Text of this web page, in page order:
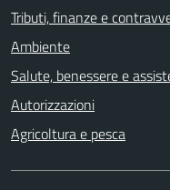
Tributi, finanze e
Ambiente
Salute, benessere e
Autorizzazioni
Agricoltura e pesca